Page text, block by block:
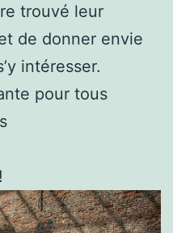
trouvé leur
de donner envie
intéresser.
pour tous